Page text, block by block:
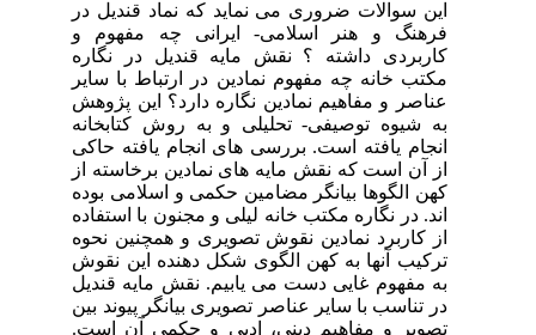
این سوالات ضروری می نماید که نماد قندیل در
فرهنگ و هنر اسلامی- ایرانی چه مفهوم و
کاربردی داشته ؟ نقش مایه قندیل در نگاره
مکتب خانه چه مفهوم نمادین در ارتباط با سایر
عناصر و مفاهیم نمادین نگاره دارد؟ این پژوهش
به شیوه توصیفی- تحلیلی و به روش کتابخانه
انجام یافته است. بررسی های انجام یافته حاکی
از آن است که نقش مایه های نمادین برخاسته از
کهن الگوها بیانگر مضامین حکمی و اسلامی بوده
اند. در نگاره مکتب خانه لیلی و مجنون با استفاده
از کاربرد نمادین نقوش تصویری و همچنین نحوه
ترکیب آنها به کهن الگوی شکل دهنده این نقوش
به مفهوم غایی دست می یابیم. نقش مایه قندیل
در تناسب با سایر عناصر تصویری بیانگر پیوند بین
تصویر و مفاهیم دینی، ادبی و حکمی آن است.